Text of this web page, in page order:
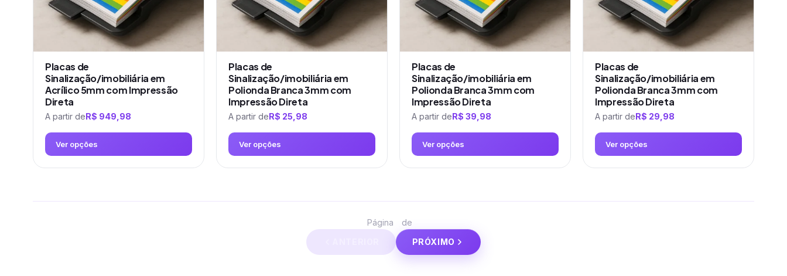
escolhidas
do
produto
escolhidas
do
produto
escolhidas
do
produto
escolhidas
do
produto
Placas de
Sinalização/imobiliária em
Acrílico 5mm com Impressão
Direta
A partir deR$ 949,98
Ver opções
tem
Placas de
Sinalização/imobiliária em
Polionda Branca 3mm com
Impressão Direta
A partir deR$ 25,98
Ver opções
tem
Placas de
Sinalização/imobiliária em
Polionda Branca 3mm com
Impressão Direta
A partir deR$ 39,98
Ver opções
tem
várias
variantes.
Placas de
Sinalização/imobiliária em
Polionda Branca 3mm com
Impressão Direta
A partir deR$ 29,98
Ver opções
tem
Página de
PRÓXIMO